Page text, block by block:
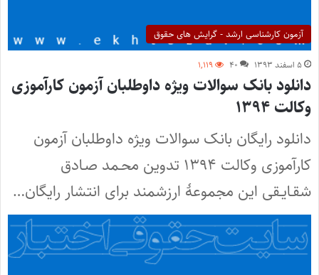
آزمون کارشناسی ارشد - گرایش های حقوق
۵ اسفند ۱۳۹۳ ۴۰ ۱,۱۱۹
دانلود بانک سوالات ویژه داوطلبان آزمون کارآموزی
وکالت ۱۳۹۴
دانلود رایگان بانک سوالات ویژه داوطلبان آزمون
کارآموزی وکالت ۱۳۹۴ تدوین محـمد صـادق
شقـایـقی این مجموعۀ ارزشمند برای انتشار رایگان…